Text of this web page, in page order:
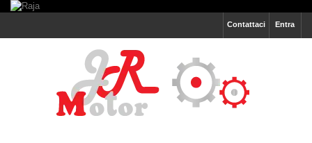
Entra
Contattaci